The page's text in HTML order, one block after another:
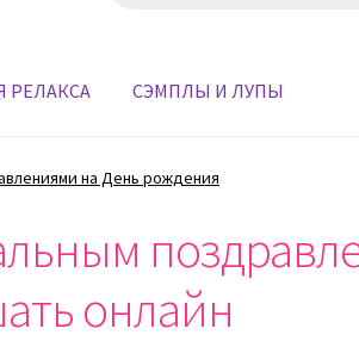
РЕЛАКСА СЭМПЛЫ И ЛУПЫ
на День рождения
онлайн